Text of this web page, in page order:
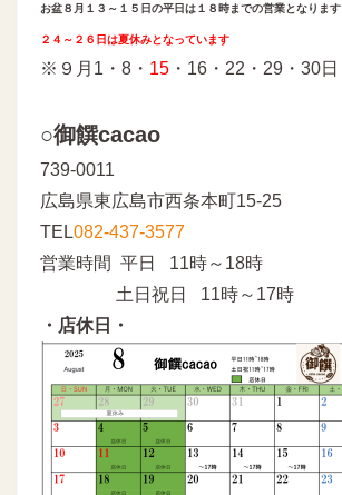
お盆８月１３～１５日の平日は１８時までの営業となります
２４～２６日は夏休みとなっています
※９月1・8・ 15 ・16・22・29・30日
○御饌cacao
739-0011
広島県東広島市西条本町15-25
TEL082-437-3577
営業時間 平日 11時～18時
土日祝日 11時～17時
・店休日・